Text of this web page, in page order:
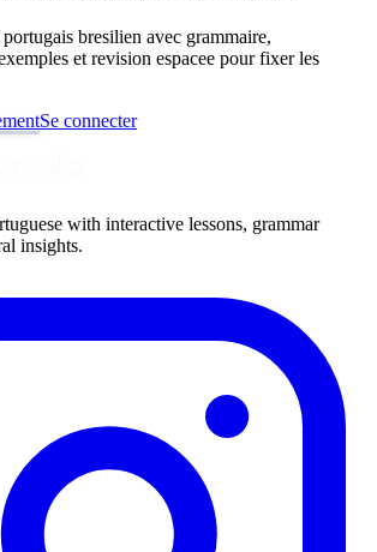
bresilien avec grammaire,
et revision espacee pour fixer les
Se connecter
with interactive lessons, grammar
insights.